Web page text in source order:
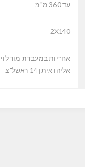
עד 360 מ"מ
2X140
אחריות במעבדת מור לוי
אליהו איתן 14 ראשל"צ